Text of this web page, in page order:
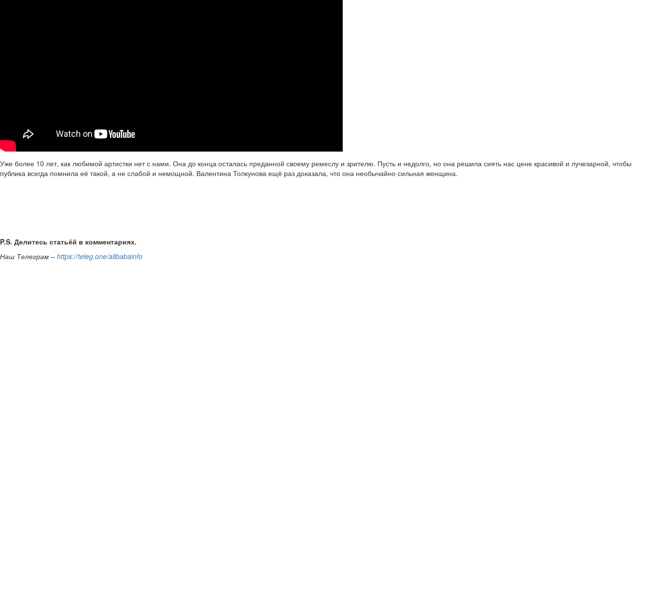
Уже более 10 лет, как любимой артистки нет с нами. Она до конца осталась преданной своему ремеслу и зрителю. Пусть и недолго, но она решила сиять нас цене красивой и лучезарной, чтобы
публика всегда помнила её такой, а не слабой и немощной. Валентина Толкунова ещё раз доказала, что она необычайно сильная женщина.
P.S. Делитесь статьёй в комментариях.
Наш Телеграм – https://teleg.one/alibabainfo